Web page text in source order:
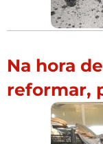
Na hora
reformar,